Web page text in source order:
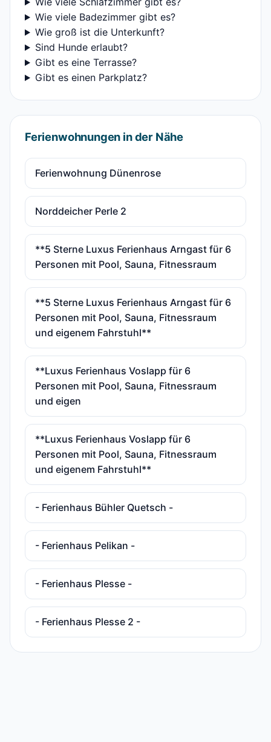
Wie viele Badezimmer gibt es?
Wie groß ist die Unterkunft?
Sind Hunde erlaubt?
Gibt es eine Terrasse?
Gibt es einen Parkplatz?
Ferienwohnungen in der Nähe
Ferienwohnung Dünenrose
Norddeicher Perle 2
**5 Sterne Luxus Ferienhaus Arngast für 6
Personen mit Pool, Sauna, Fitnessraum
**5 Sterne Luxus Ferienhaus Arngast für 6
Personen mit Pool, Sauna, Fitnessraum
und eigenem Fahrstuhl**
**Luxus Ferienhaus Voslapp für 6
Personen mit Pool, Sauna, Fitnessraum
und eigen
**Luxus Ferienhaus Voslapp für 6
Personen mit Pool, Sauna, Fitnessraum
und eigenem Fahrstuhl**
- Ferienhaus Bühler Quetsch -
- Ferienhaus Pelikan -
- Ferienhaus Plesse -
- Ferienhaus Plesse 2 -